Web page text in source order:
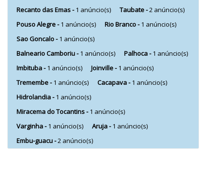
Recanto das Emas -1 anúncio(s) Taubate -2 anúncio(s)
Pouso Alegre -1 anúncio(s) Rio Branco -1 anúncio(s)
Sao Goncalo -1 anúncio(s)
Balneario Camboriu -1 anúncio(s) Palhoca -1 anúncio(s)
Imbituba -1 anúncio(s) Joinville -1 anúncio(s)
Tremembe -1 anúncio(s) Cacapava -1 anúncio(s)
Hidrolandia -1 anúncio(s)
Miracema do Tocantins -1 anúncio(s)
Varginha -1 anúncio(s) Aruja -1 anúncio(s)
Embu-guacu -2 anúncio(s)